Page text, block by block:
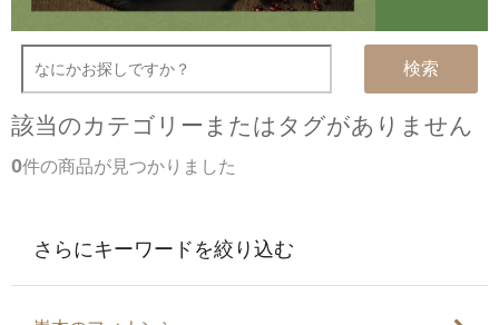
検索
該当のカテゴリーまたはタグがありません
0件の商品が見つかりました
さらにキーワードを絞り込む